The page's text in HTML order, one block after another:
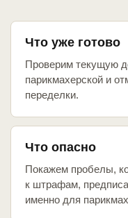
Что уже готово
Проверим текущую
парикмахерской и
переделки.
Что опасно
Покажем пробелы,
к штрафам,
именно для